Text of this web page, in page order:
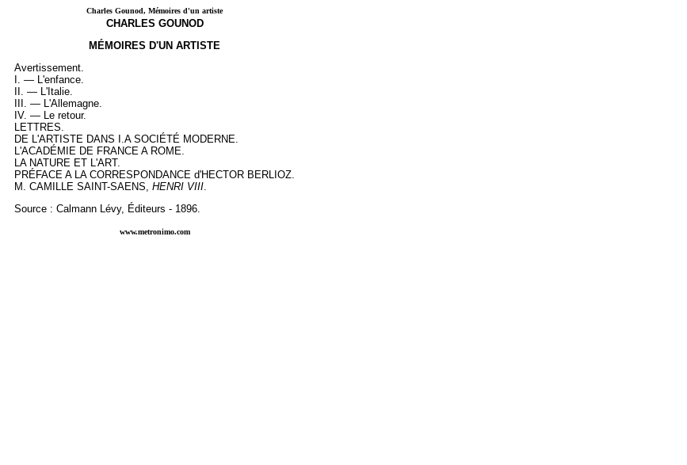
Charles Gounod, Mémoires d'un artiste
CHARLES GOUNOD
MÉMOIRES D'UN ARTISTE
Avertissement.
I. — L'enfance.
II. — L'Italie.
III. — L'Allemagne.
IV. — Le retour.
LETTRES.
DE L'ARTISTE DANS I.A SOCIÉTÉ MODERNE.
L'ACADÉMIE DE FRANCE A ROME.
LA NATURE ET L'ART.
PRÉFACE A LA CORRESPONDANCE d'HECTOR BERLIOZ.
M. CAMILLE SAINT-SAENS, HENRI VIII.
Source : Calmann Lévy, Éditeurs - 1896.
www.metronimo.com